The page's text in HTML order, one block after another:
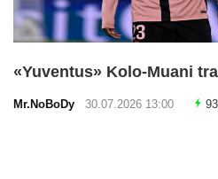
«Yuventus» Kolo-Muani
Mr.NoBoDy 30.07.2026 13:00 93